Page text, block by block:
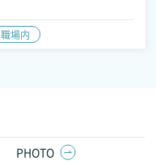
職場内
PHOTO